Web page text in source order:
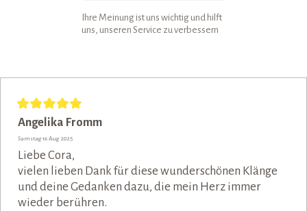
Ihre Meinung ist uns wichtig und hilft
uns, unseren Service zu verbessern
Angelika Fromm
Samstag 16 Aug 2025
Liebe Cora,
vielen lieben Dank für diese wunderschönen Klänge
und deine Gedanken dazu, die mein Herz immer
wieder berühren.